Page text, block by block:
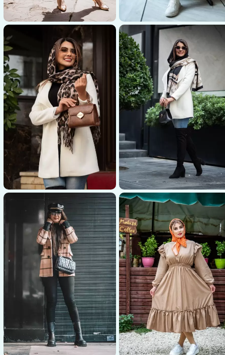
عکاسی پوشاک
عکاسی کاپشن و شلوار مشکی
مردانه
عکاسی پوشاک
عکاسی شلوار و بلوز آبی زنانه
عکاسی پوشاک
لباس سفید و شال زنانه در
طبیعت
عکاسی پوشاک
عکاسی شال و لباس کرم و
قهوه‌ای زنانه